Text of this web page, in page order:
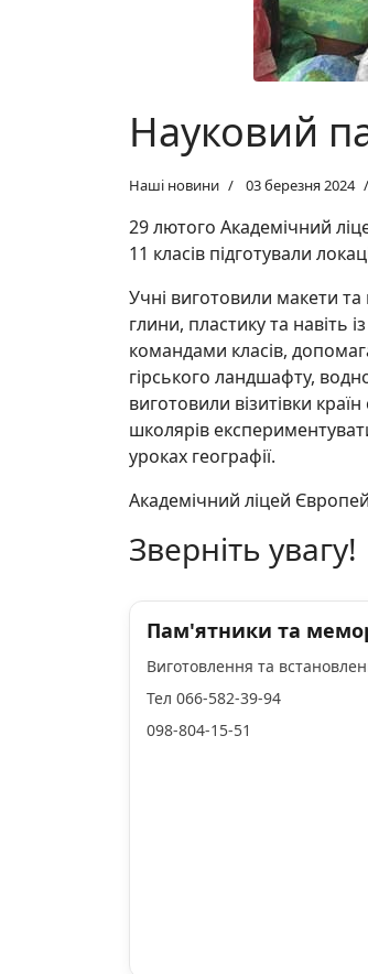
Науковий
Наші новини 03 березня 2024
29 лютого Академічний
11 класів підготували
Учні виготовили макети та
глини, пластику та навіть
командами класів,
гірського ландшафту,
виготовили візитівки
школярів
уроках географії.
Академічний ліцей
Зверніть увагу!
Пам'ятники та
Виготовлення та
Тел 066-582-39-94
098-804-15-51